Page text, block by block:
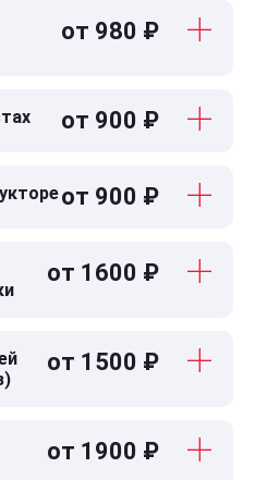
от 980 ₽
от 900 ₽
от 900 ₽
от 1600 ₽
от 1500 ₽
от 1900 ₽